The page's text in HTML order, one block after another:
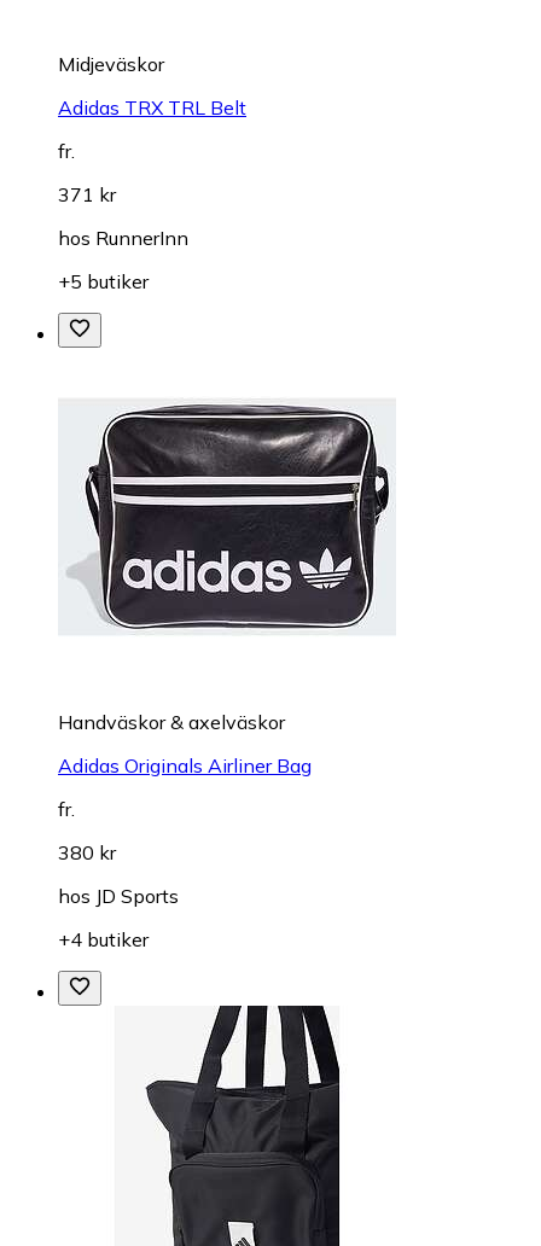
Midjeväskor
Adidas TRX TRL Belt
fr.
371 kr
hos RunnerInn
+5 butiker
Handväskor & axelväskor
Adidas Originals Airliner Bag
fr.
380 kr
hos JD Sports
+4 butiker